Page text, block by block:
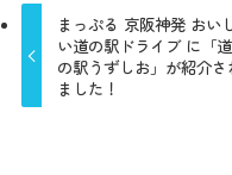
まっぷる 京阪神発 おい
い道の駅ドライブ に「道
の駅うずしお」が紹介さ
ました！